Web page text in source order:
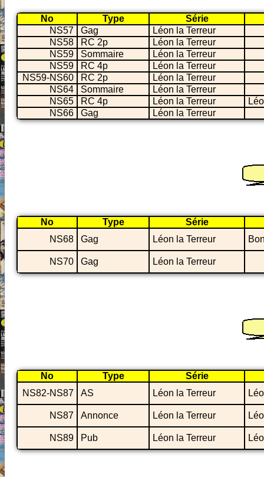
No Type
Série
NS57
Gag
Léon la Terreur
NS58
RC 2p
Léon la Terreur
NS59
Sommaire
Léon la Terreur
NS59
RC 4p
Léon la Terreur
NS59-NS60
RC 2p
Léon la Terreur
NS64
Sommaire
Léon la Terreur
NS65
RC 4p Léon la Terreur
NS66
Gag Léon la Terreur
No Type
Série
NS68
Gag Léon la Terreur
NS70 Gag Léon la Terreur
No Type
Série
NS82-NS87
AS Léon la Terreur
NS87 Annonce Léon la Terreur
NS89 Pub Léon la Terreur